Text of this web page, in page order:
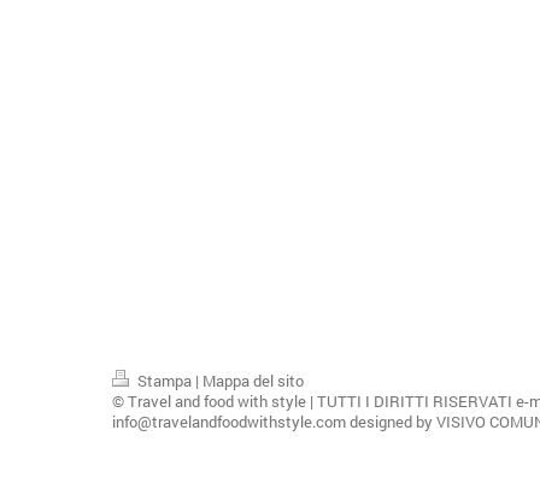
Stampa | Mappa del sito
© Travel and food with style | TUTTI I DIRITTI RISERVATI e-
info@travelandfoodwithstyle.com designed by VISIVO